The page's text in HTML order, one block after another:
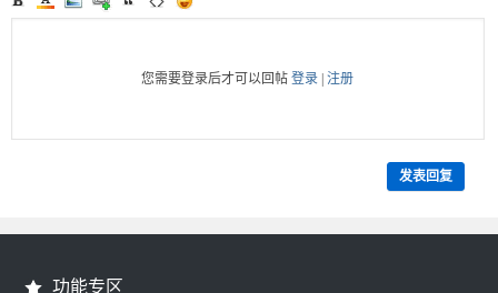
您需要登录后才可以回帖登录 |注册
发表回复
功能专区